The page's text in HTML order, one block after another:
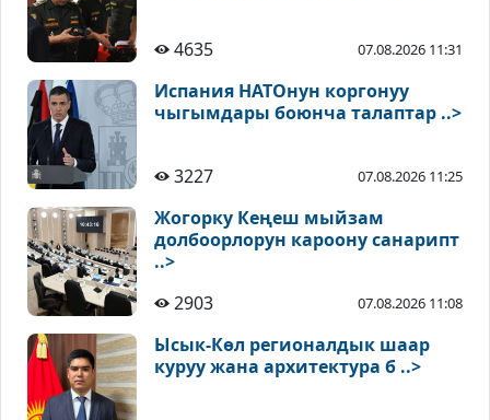
4635 07.08.2026 11:31
Испания НАТОнун коргонуу
чыгымдары боюнча талаптар ..>
3227 07.08.2026 11:25
Жогорку Кеңеш мыйзам
долбоорлорун кароону санарипт
..>
2903
07.08.2026 11:08
Ысык-Көл регионалдык шаар
куруу жана архитектура б ..>